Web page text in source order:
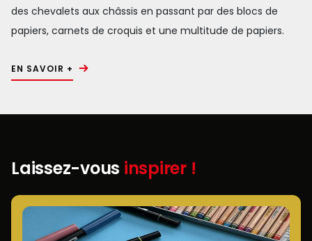
des chevalets aux châssis en passant par des blocs de
papiers, carnets de croquis et une multitude de papiers.
EN SAVOIR +
Laissez-vous inspirer !